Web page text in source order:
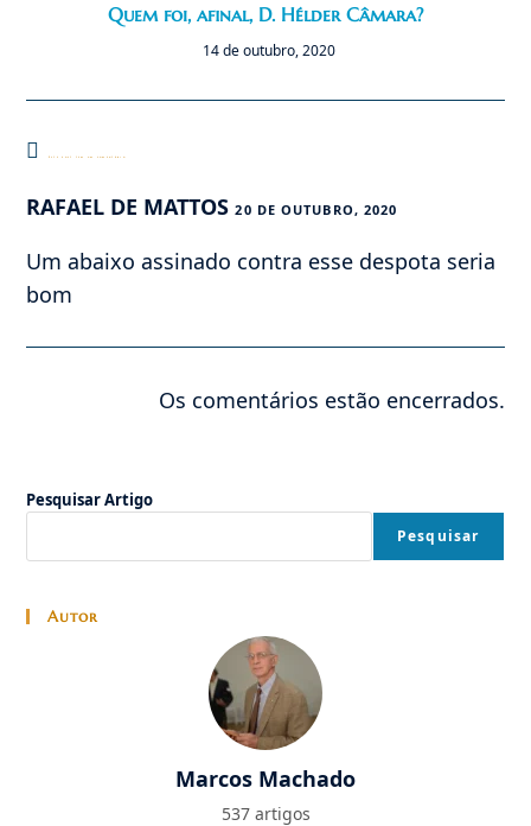
Quem foi, afinal, D. Hélder Câmara?
14 de outubro, 2020
Este post tem um comentário
RAFAEL DE MATTOS20 DE OUTUBRO, 2020
Um abaixo assinado contra esse despota seria
bom
Os comentários estão encerrados.
Pesquisar Artigo
Pesquisar
Autor
Marcos Machado
537 artigos